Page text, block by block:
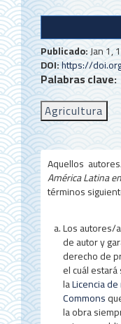
B
a
r
r
a
l
a
t
e
r
a
l
d
Publicado:Jan 1,
DOI:https://
Palabras clave:
Agricultura
Aquellos
América Latina
términos
Los autores/
de autor y
derecho de
el cuál
laLicencia
Commons
la obra